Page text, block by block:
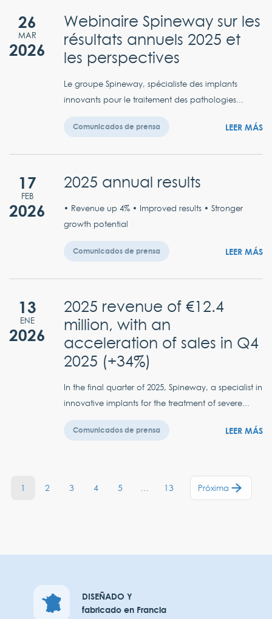
26
MAR
2026
Webinaire Spineway sur les
résultats annuels 2025 et
les perspectives
Le groupe Spineway, spécialiste des implants
innovants pour le traitement des pathologies...
Comunicados de prensa LEER MÁS
17
FEB
2026
2025 annual results
• Revenue up 4% • Improved results • Stronger
growth potential
Comunicados de prensa LEER MÁS
13
ENE
2026
2025 revenue of €12.4
million, with an
acceleration of sales in Q4
2025 (+34%)
In the final quarter of 2025, Spineway, a specialist in
innovative implants for the treatment of severe...
Comunicados de prensa LEER MÁS
1 2 3 4 5 … 13 Próxima
DISEÑADO Y
fabricado en Francia